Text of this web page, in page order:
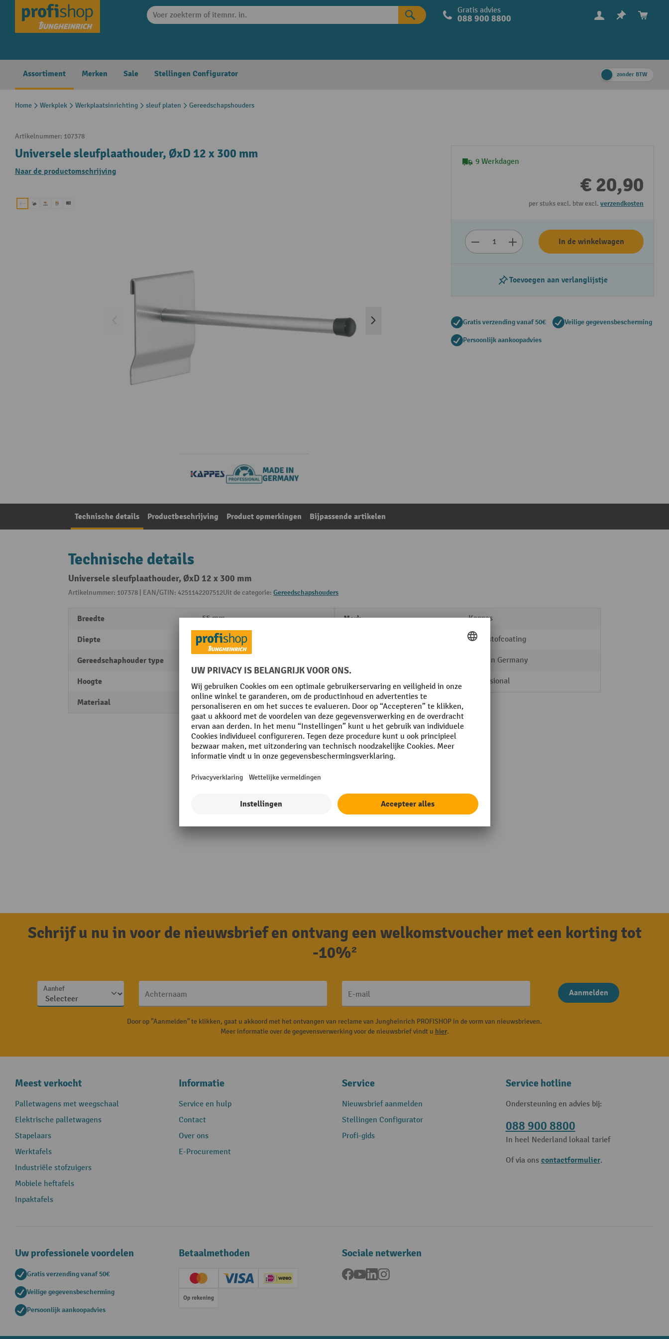
Skip to main navigation Gratis advies
088 900 8800
Assortiment Merken Sale Stellingen Configurator zonder BTW
Home Werkplek Werkplaatsinrichting sleuf platen Gereedschapshouders
Artikelnummer: 107378
Universele sleufplaathouder, ØxD 12 x 300 mm
Naar de productomschrijving
9 Werkdagen
€ 20,90
per stuks excl. btw excl. verzendkosten
In de winkelwagen
Toevoegen aan verlanglijstje
Gratis verzending vanaf 50€ Veilige gegevensbescherming
Persoonlijk aankoopadvies
Technische details Productbeschrijving Product opmerkingen Bijpassende artikelen
Technische details
Universele sleufplaathouder, ØxD 12 x 300 mm
Artikelnummer: 107378 | EAN/GTIN: 4251142207512Uit de categorie: Gereedschapshouders
Breedte 55 mm
Diepte 100 mm
Gereedschaphouder type
Hoogte 75 mm
Materiaal Staal
Merk Kappes
kunststofcoating
Made in Germany
Rubriek Professional
Schrijf u nu in voor de nieuwsbrief en ontvang een welkomstvoucher met een korting tot
-10%²
Aanhef
Achternaam E-mail Aanmelden
Door op "Aanmelden" te klikken, gaat u akkoord met het ontvangen van reclame van Jungheinrich PROFISHOP in de vorm van nieuwsbrieven.
Meer informatie over de gegevensverwerking voor de nieuwsbrief vindt u hier.
Meest verkocht
Palletwagens met weegschaal
Elektrische palletwagens
Stapelaars
Werktafels
Industriële stofzuigers
Mobiele heftafels
Inpaktafels
Informatie
Service en hulp
Contact
Over ons
E-Procurement
Service
Nieuwsbrief aanmelden
Stellingen Configurator
Profi-gids
Service hotline
Ondersteuning en advies bij:
088 900 8800
In heel Nederland lokaal tarief
Of via ons contactformulier.
Uw professionele voordelen
Gratis verzending vanaf 50€
Veilige gegevensbescherming
Persoonlijk aankoopadvies
Betaalmethoden
Creditcard (Master)Creditcard (Visa)iDEAL | Wero
Op rekening
Sociale netwerken
Facebook
YouTubeLinkedInInstagram